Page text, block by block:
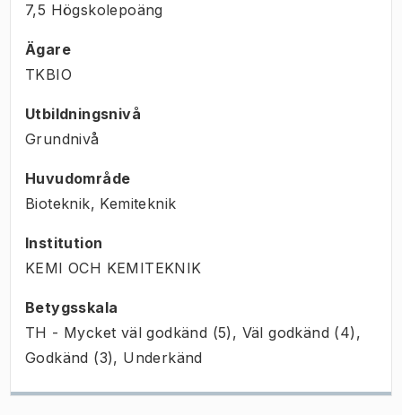
7,5 Högskolepoäng
Ägare
TKBIO
Utbildningsnivå
Grundnivå
Huvudområde
Bioteknik, Kemiteknik
Institution
KEMI OCH KEMITEKNIK
Betygsskala
TH - Mycket väl godkänd (5), Väl godkänd (4),
Godkänd (3), Underkänd